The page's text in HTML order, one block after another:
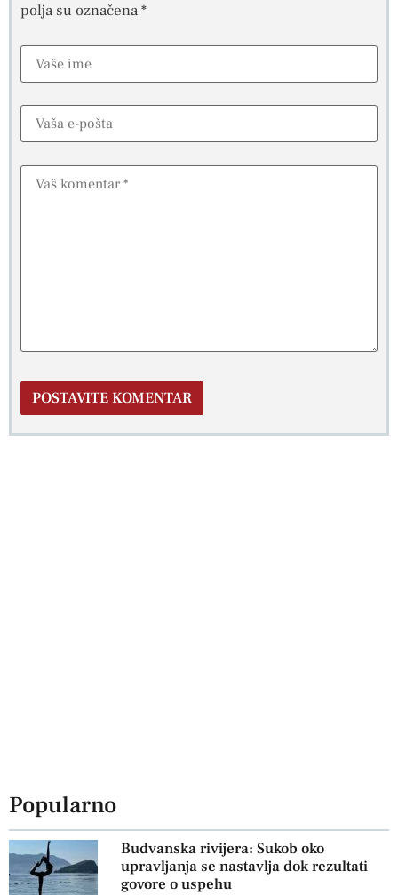
polja su označena*
Popularno
Budvanska rivijera: Sukob oko
upravljanja se nastavlja dok rezultati
govore o uspehu